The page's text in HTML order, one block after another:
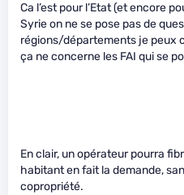
Ca l’est pour l’Etat (et encore
Syrie on ne se pose pas de
régions/départements je peux
ça ne concerne les FAI qui se
En clair, un opérateur pourra
habitant en fait la demande,
copropriété.